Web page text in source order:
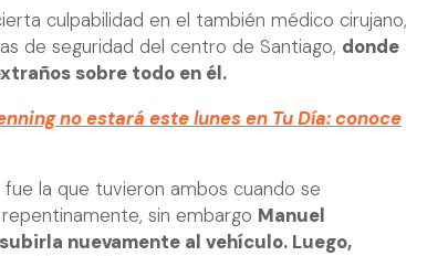
culpabilidad en el también médico cirujano,
de seguridad del centro de Santiago, donde
sobre todo en él.
no estará este lunes en Tu Día: conoce
fue la que tuvieron ambos cuando se
sin embargo Manuel
nuevamente al vehículo. Luego,